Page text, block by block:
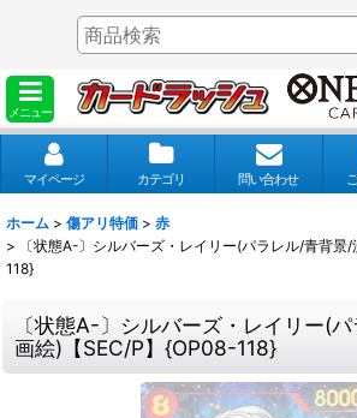
メニュー
マイページ カテゴリ 問い合わせ
ホーム > 傷アリ特価 > 赤
>
〔状態A-〕シルバーズ・レイリー(パラレル/青背
118}
〔状態A-〕シルバーズ・レイリー(
画絵)【SEC/P】{OP08-118}